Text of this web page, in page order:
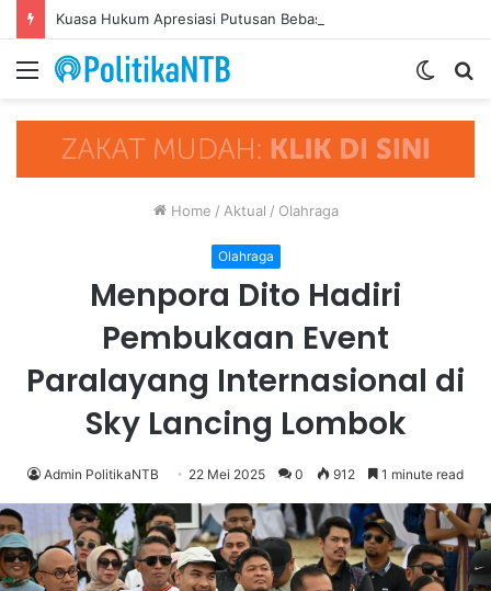
Menu
Switch
Home / Aktual / Olahraga
Olahraga
Menpora Dito Hadiri
Pembukaan Event
Paralayang Internasional di
Sky Lancing Lombok
Admin PolitikaNTB 22 Mei 2025 0 912 1 minute read